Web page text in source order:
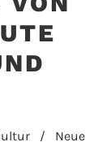
/ Neue